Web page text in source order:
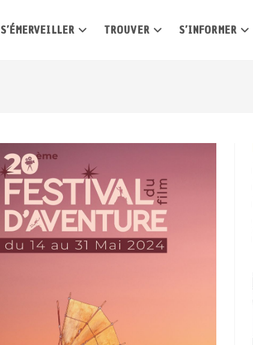
S’ÉMERVEILLER TROUVER S’INFORMER